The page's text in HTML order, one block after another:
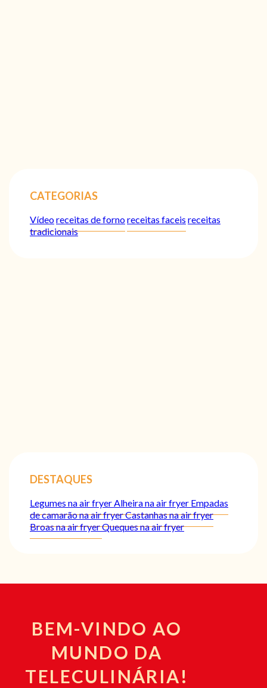
CATEGORIAS
Vídeoreceitas de fornoreceitas faceis receitas
tradicionais
DESTAQUES
Legumes na air fryerAlheira na air fryer Empadas
de camarão na air fryerCastanhas na air fryer
Broas na air fryerQueques na air fryer
BEM-VINDO AO
MUNDO DA
TELECULINÁRIA!